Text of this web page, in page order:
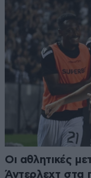
Οι αθλητικές
Άντερλεχτ στα